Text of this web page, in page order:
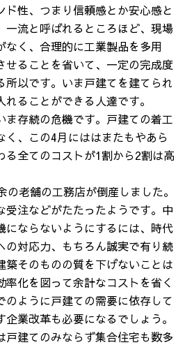
ド性、つまり信頼感とか安心感と
一流と呼ばれるところほど、現場
なく、合理的に工業製品を多用
せることを省いて、一定の完成度
所以です。いま戸建てを建てられ
ることができる人達です。
ま存続の危機です。戸建ての着工
、この4月にははまたもやあら
る全てのコストが1割から2割は高
老舗の工務店が倒産しました。
受注などがたたったようです。中
にならないようにするには、時代
の対応力、もちろん誠実で有り続
築そのものの質を下げないことは
化を図って余計なコストを省く
のように戸建ての需要に依存して
業改革も必要になるでしょう。
戸建てのみならず集合住宅も数多